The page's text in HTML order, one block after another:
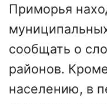
Приморья
сообщать о
районов.
населению, в